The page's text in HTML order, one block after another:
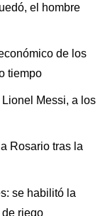
el hombre
de los
tiempo
Messi, a los
Rosario tras la
se habilitó la
riego